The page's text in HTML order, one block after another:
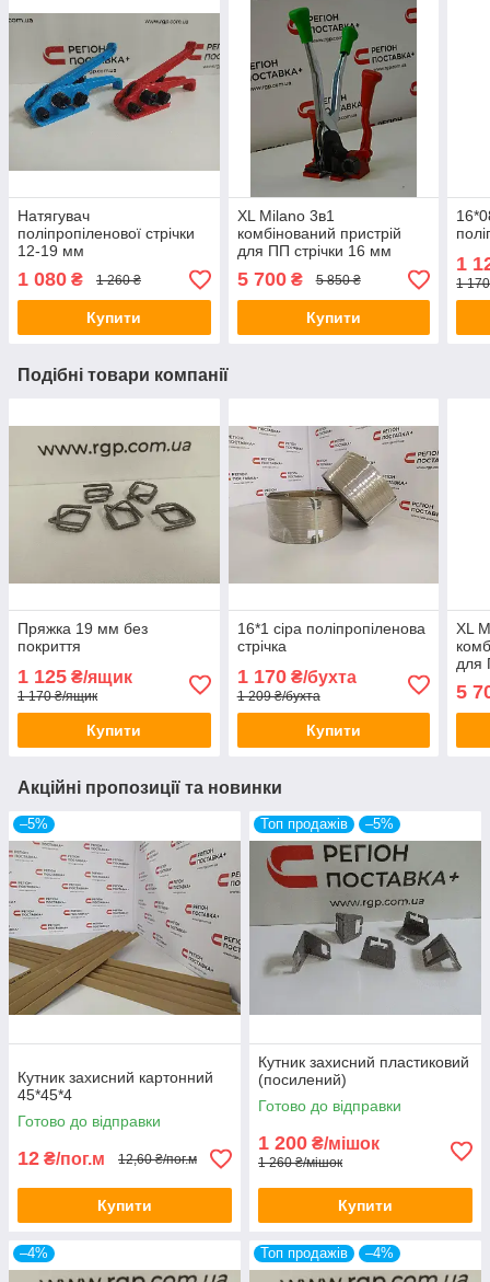
Натягувач
поліпропіленової стрічки
12-19 мм
1 080 ₴ 1 260 ₴
Купити
XL Milano 3в1
комбінований пристрій
для ПП стрічки 16 мм
5 700₴ 5 850 ₴
Купити
1
1
Подібні товари компанії
Пряжка 19 мм без
покриття
1 125 ₴/ящик
1 170 ₴/ящик
Купити
16*1 сіра поліпропіленова
стрічка
1 170₴/бухта
1 209 ₴/бухта
Купити
XL
для
5
Акційні пропозиції та новинки
–5%
Кутник захисний картонний
45*45*4
Готово до відправки
12 ₴/пог.м 12,60 ₴/пог.м
Купити
Топ продажів –5%
Кутник захисний пластиковий
(посилений)
Готово до відправки
1 200 ₴/мішок
1 260 ₴/мішок
Купити
–4% Топ продажів –4%